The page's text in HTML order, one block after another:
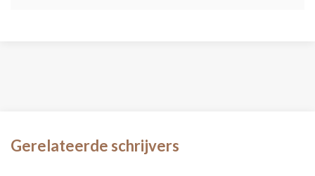
Gerelateerde schrijvers